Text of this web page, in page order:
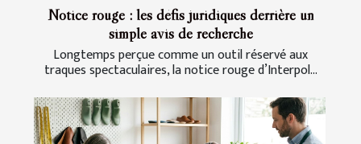
Notice rouge : les défis juridiques derrière un
simple avis de recherche
Longtemps perçue comme un outil réservé aux
traques spectaculaires, la notice rouge d’Interpol...